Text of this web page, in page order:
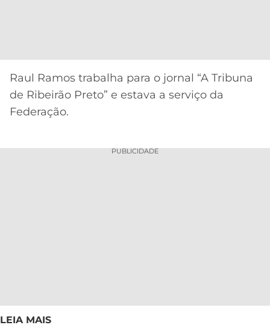
Raul Ramos trabalha para o jornal “A Tribuna
de Ribeirão Preto” e estava a serviço da
Federação.
PUBLICIDADE
LEIA MAIS